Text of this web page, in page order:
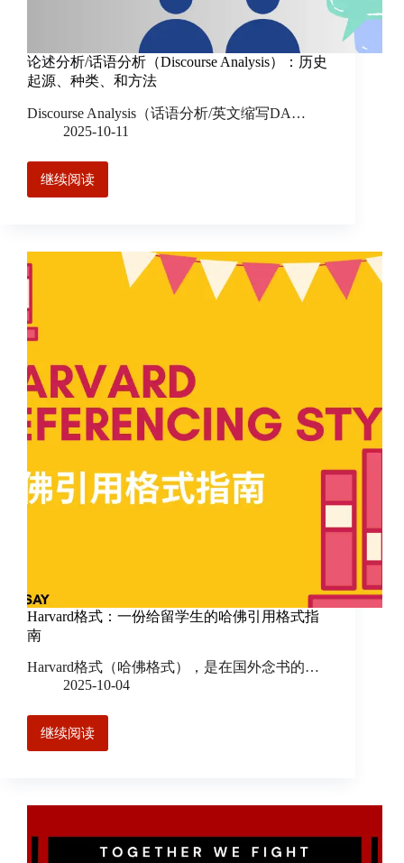
论述分析/话语分析（Discourse Analysis）：历史
起源、种类、和方法
Discourse Analysis（话语分析/英文缩写DA…
2025-10-11
继续阅读
Harvard格式：一份给留学生的哈佛引用格式指
南
Harvard格式（哈佛格式），是在国外念书的…
2025-10-04
继续阅读